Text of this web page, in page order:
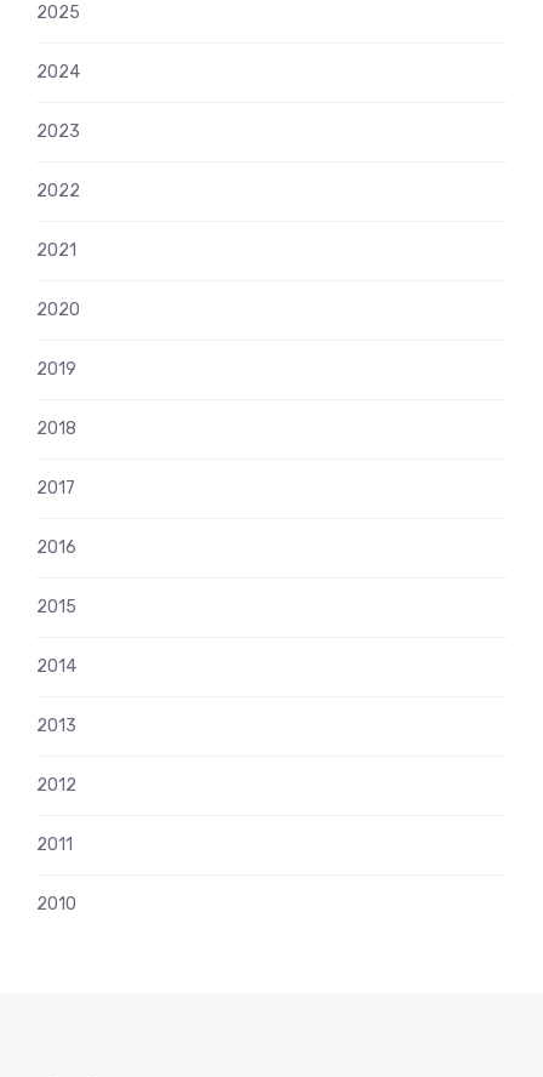
2025
2024
2023
2022
2021
2020
2019
2018
2017
2016
2015
2014
2013
2012
2011
2010